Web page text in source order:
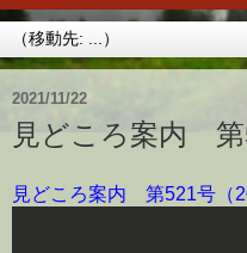
2021/11/22
見どころ案内 第
見どころ案内 第521号（